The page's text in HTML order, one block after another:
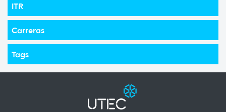
ITR
Carreras
Tags